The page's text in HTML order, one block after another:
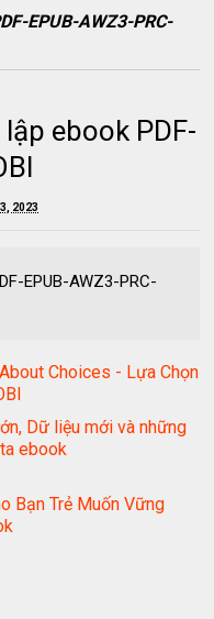
EPUB-AWZ3-PRC-
ebook PDF-
2023
EPUB-AWZ3-PRC-
Choices - Lựa Chọn
Dữ liệu mới và những
ebook
Bạn Trẻ Muốn Vững